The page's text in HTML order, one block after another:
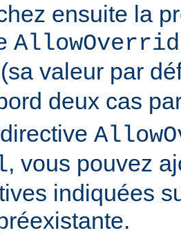
ensuite la
valeur par
deux cas
, vous pouvez
indiquées